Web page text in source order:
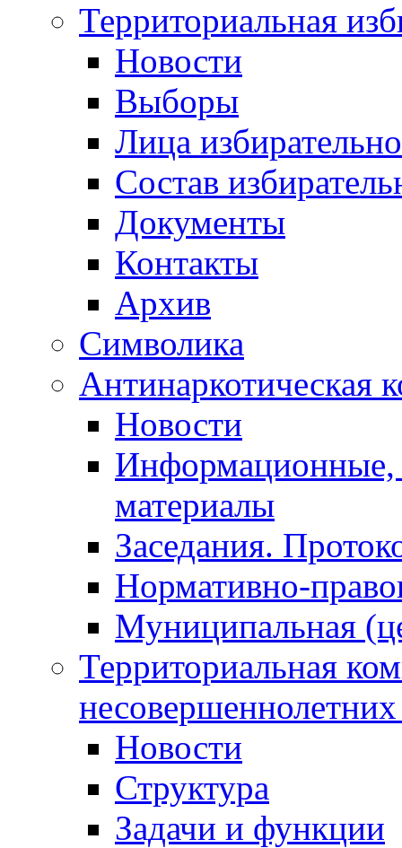
Территориальная
Новости
Выборы
Лица
Состав
Документы
Контакты
Архив
Символика
Антинаркотическая
Новости
Информационные,
материалы
Заседания.
Нормативно-
Муниципальная
Территориальная
Новости
Структура
Задачи и функции